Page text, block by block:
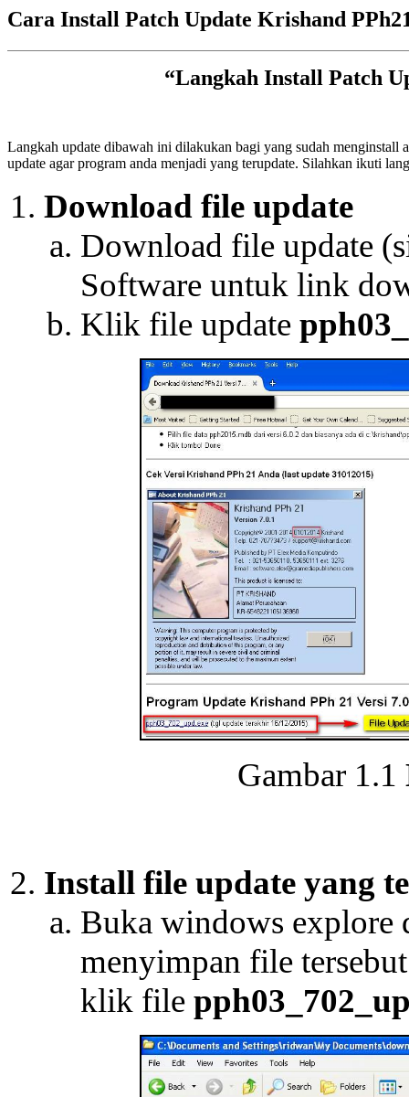
Cara Install Patch Update Krishand
“Langkah Install Patch
Langkah update dibawah ini dilakukan bagi yang sudah
update agar program anda menjadi yang terupdate. Silahkan ikuti
Download file update
Download file update
Software untuk link
Klik file update
Gambar 1.1
Install file update yang
Buka windows explore
menyimpan file
klik file